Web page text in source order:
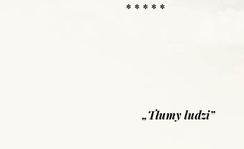
* * * * *
„Tłumy ludzi”